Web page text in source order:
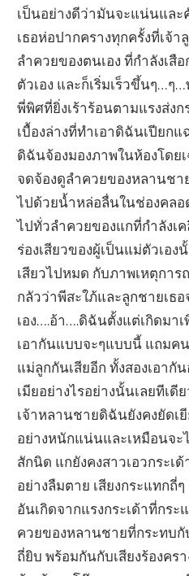
เป็นอย่างดีว่ามันจะแน่นและ
เธอห่อปากครางทุกครั้งที่เจ้
ลำควยของตนเอง ที่กำลังเสื
ตัวเอง และก็เริ่มเร็วขึ้นๆ…ๆ
พี่พิศที่ยิ่งเร้าร้อนตามแรงส่ง
เบื้องล่างที่ทำเอาดิฉันเปียก
ดิฉันจ้องมองภาพในห้องโดย
จดจ้องดูลำควยของหลานช
ไปด้วยน้ำหล่อลื่นในช่องคล
ไปทั่วลำควยของแกที่กำลังเ
ร่องเสียวของผู้เป็นแม่ตัวเอ
เสียวไปหมด กับภาพเหตุกา
กลัวว่าพีสะใภ้และลูกชายเธ
เอง….อ้า….ดิฉันตั้งแต่เกิดมา
เอากันแบบจะๆแบบนี้ แถมค
แม่ลูกกันเสียอีก ทั้งสองเอากั
เมียอย่างไรอย่างนั้นเลยทีเดีย
เจ้าหลานชายดิฉันยังคงยัดเ
อย่างหนักแน่นและเหมือนจะ
สักนิด แกยังคงสาวเอวกระเ
อย่างลืมตาย เสียงกระแทกถี่ๆ
อันเกิดจากแรงกระเด้าที่กร
ควยของหลานชายที่กระทบ
ถี่ยิบ พร้อมกันกับเสียงร้องค